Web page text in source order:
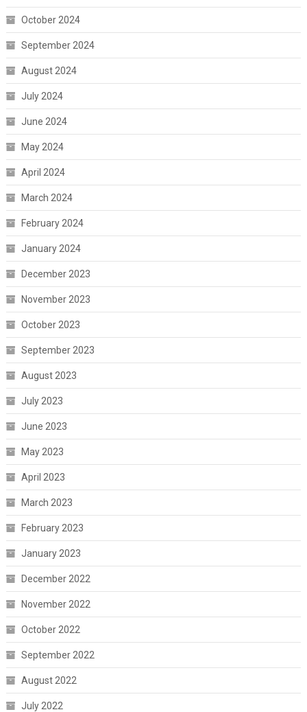
October 2024
September 2024
August 2024
July 2024
June 2024
May 2024
April 2024
March 2024
February 2024
January 2024
December 2023
November 2023
October 2023
September 2023
August 2023
July 2023
June 2023
May 2023
April 2023
March 2023
February 2023
January 2023
December 2022
November 2022
October 2022
September 2022
August 2022
July 2022